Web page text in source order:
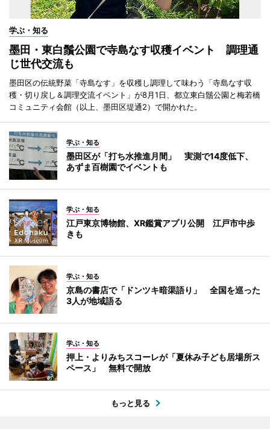
学ぶ・知る
墨田・東白鬚公園で寺島なす収穫イベント 調理通
じ世代交流も
墨田区の伝統野菜「寺島なす」を収穫し調理して味わう「寺島なす収
穫・切り戻し＆調理交流イベント」が8月1日、都立東白鬚公園と梅若橋
コミュニティ会館（以上、墨田区堤通2）で開かれた。
学ぶ・知る
墨田区が「打ち水推進月間」 実測で14度低下、
あずま百樹園でイベントも
学ぶ・知る
江戸東京博物館、XR鑑賞アプリ公開 江戸市中歩
きも
学ぶ・知る
京島の書店で「ドンツキ暗渠語り」 全国を巡った
3人が地域語る
学ぶ・知る
押上・よりみちスコーレが「夏休み子ども居場所ス
ペース」 無料で開放
もっと見る